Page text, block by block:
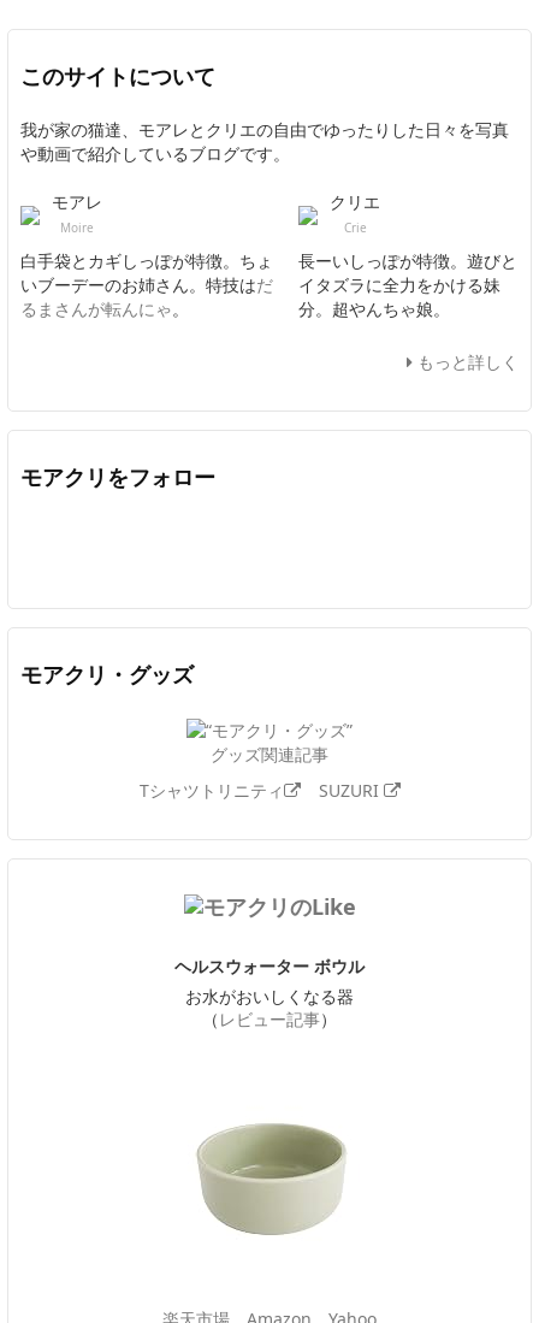
このサイトについて
我が家の猫達、モアレとクリエの自由でゆったりした日々を写真
や動画で紹介しているブログです。
モアレ
Moire
白手袋とカギしっぽが特徴。ちょ
いブーデーのお姉さん。特技はだ
るまさんが転んにゃ。
クリエ
Crie
長ーいしっぽが特徴。遊びと
イタズラに全力をかける妹
分。超やんちゃ娘。
もっと詳しく
モアクリをフォロー
モアクリ・グッズ
グッズ関連記事
Tシャツトリニティ
SUZURI
ヘルスウォーター ボウル
お水がおいしくなる器
（ レビュー記事）